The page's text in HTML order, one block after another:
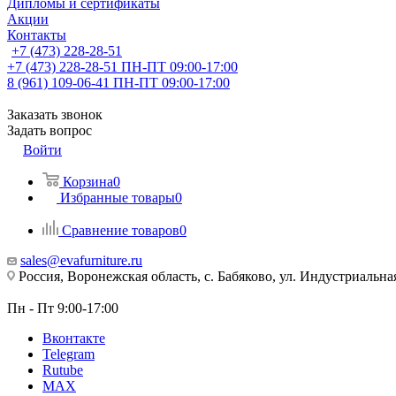
Дипломы и сертификаты
Акции
Контакты
+7 (473) 228-28-51
+7 (473) 228-28-51 ПН-ПТ 09:00-17:00
8 (961) 109-06-41 ПН-ПТ 09:00-17:00
Заказать звонок
Задать вопрос
Войти
Корзина0
Избранные товары0
Сравнение товаров0
sales@evafurniture.ru
Россия, Воронежская область, с. Бабяково, ул.
Пн - Пт 9:00-17:00
Вконтакте
Telegram
Rutube
MAX